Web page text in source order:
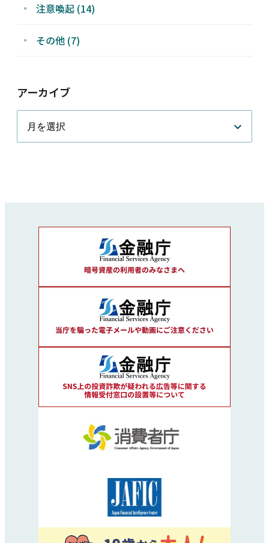
注意喚起 (14)
その他 (7)
アーカイブ